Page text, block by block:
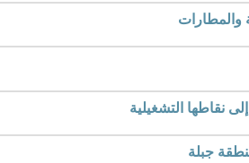
والمطارات
نقاطها التشغيلية
جبلة